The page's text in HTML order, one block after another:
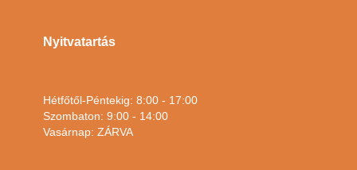
Nyitvatartás
Hétfőtől-Péntekig: 8:00 - 17:00
Szombaton: 9:00 - 14:00
Vasárnap: ZÁRVA